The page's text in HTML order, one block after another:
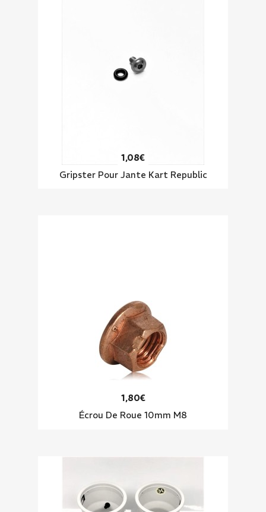
1,08€
Gripster Pour Jante Kart Republic
1,80€
Écrou De Roue 10mm M8